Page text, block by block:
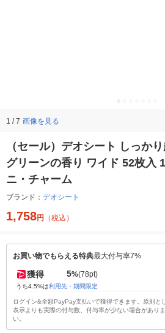
1 / 7 画像を見る
（セール）デオシート しっか
グリーンの香り ワイド 52枚入
ニ・チャーム
ブランド： デオシート
1,758円 （税込）
お買い物でもらえる特典最大付与率7%
獲得 5%(78pt)
うち4.5%は利用先・期間限定
ログイン&全額PayPay支払いで獲得できます。原則と
表示よりも実際の付与数、付与率が少ない場合があり
い。